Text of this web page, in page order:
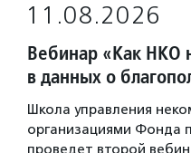
11.08.2026
Вебинар «Как НКО
в данных о
Школа управления
организациями Фонда
проведет второй